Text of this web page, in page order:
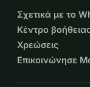
Σχετικά με το
Κέντρο
Χρεώσεις
Επικοινώνησε